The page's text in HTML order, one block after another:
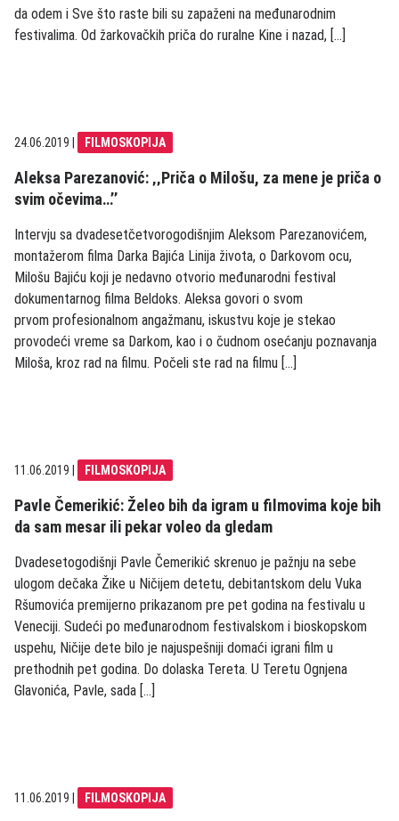
da odem i Sve što raste bili su zapaženi na međunarodnim
festivalima. Od žarkovačkih priča do ruralne Kine i nazad, […]
24.06.2019 FILMOSKOPIJA
Aleksa Parezanović: ‚‚Priča o Milošu, za mene je priča o
svim očevima…’’
Intervju sa dvadesetčetvorogodišnjim Aleksom Parezanovićem,
montažerom filma Darka Bajića Linija života, o Darkovom ocu,
Milošu Bajiću koji je nedavno otvorio međunarodni festival
dokumentarnog filma Beldoks. Aleksa govori o svom
prvom profesionalnom angažmanu, iskustvu koje je stekao
provodeći vreme sa Darkom, kao i o čudnom osećanju poznavanja
Miloša, kroz rad na filmu. Počeli ste rad na filmu […]
11.06.2019 FILMOSKOPIJA
Pavle Čemerikić: Želeo bih da igram u filmovima koje bih
da sam mesar ili pekar voleo da gledam
Dvadesetogodišnji Pavle Čemerikić skrenuo je pažnju na sebe
ulogom dečaka Žike u Ničijem detetu, debitantskom delu Vuka
Ršumovića premijerno prikazanom pre pet godina na festivalu u
Veneciji. Sudeći po međunarodnom festivalskom i bioskopskom
uspehu, Ničije dete bilo je najuspešniji domaći igrani film u
prethodnih pet godina. Do dolaska Tereta. U Teretu Ognjena
Glavonića, Pavle, sada […]
11.06.2019 FILMOSKOPIJA